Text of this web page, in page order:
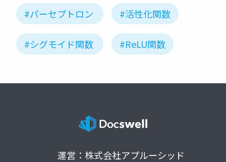
#パーセプトロン #活性化関数
#シグモイド関数 #ReLU関数
運営：株式会社アプルーシッド